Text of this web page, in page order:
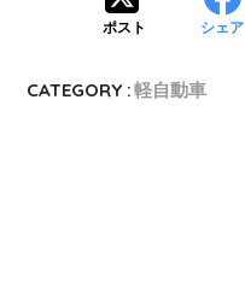
ポスト シェア
CATEGORY :軽自動車